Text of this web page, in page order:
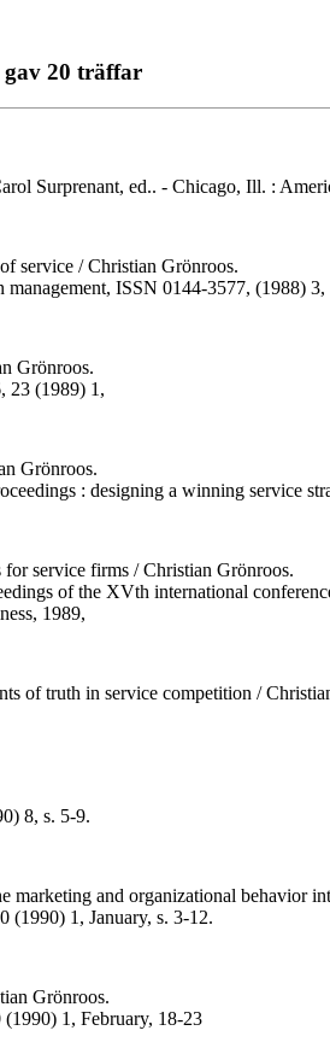
20 träffar
Surprenant, ed.. - Chicago, Ill. :
service / Christian Grönroos.
ISSN 0144-3577, (1988) 3,
Grönroos.
23 (1989) 1,
Grönroos.
: designing a winning
service firms / Christian Grönroos.
of the XVth international
1989,
of truth in service competition /
8, s. 5-9.
marketing and organizational behavior
(1990) 1, January, s. 3-12.
Grönroos.
1, February, 18-23